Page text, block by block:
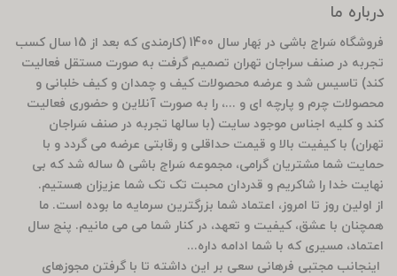
درباره ما
فروشگاه سَراج باشی در بَهار سال 1400 (کارمندی که بعد از 15 سال کسب
تجربه در صنف سراجان تهران تصمیم گرفت به صورت مستقل فعالیت
کند) تاسیس شد و عرضه محصولات کیف و چمدان و کیف خلبانی و
محصولات چرم و پارچه ای و ...، را به صورت آنلاین و حضوری فعالیت
کند و کلیه اجناس موجود سایت (با سالها تجربه در صنف سَراجان
تهران) با کیفیت بالا و قیمت حداقلی و رقابتی عرضه می گردد و با
حمایت شما مشتریان گرامی، مجموعه سَراج باشی 5 ساله شد که بی
نهایت خدا را شاکریم و قدردان محبت تک تک شما عزیزان هستیم.
از اولین روز تا امروز، اعتماد شما بزرگترین سرمایه ما بوده است. ما
همچنان با عشق، کیفیت و تعهد، در کنار شما می می مانیم. پنج سال
اعتماد، مسیری که با شما ادامه داره...
اینجانب مجتبی فرهانی سعی بر این داشته تا با گرفتن مجوزهای